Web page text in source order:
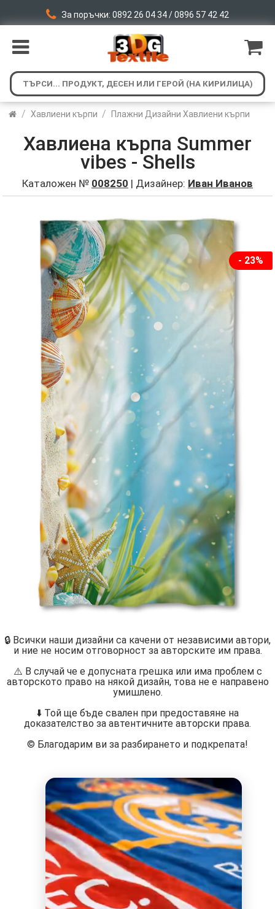
За поръчки: 0892 26 04 34 / 0896 57 42 42
/ Хавлиени кърпи / Плажни Дизайни Хавлиени кърпи
Хавлиена кърпа Summer
vibes - Shells
Каталожен № 008250 | Дизайнер: Иван Иванов
- 23%
🔒 Всички наши дизайни са качени от независими автори,
и ние не носим отговорност за авторските им права.
⚠️ В случай че е допусната грешка или има проблем с
авторското право на някой дизайн, това не е направено
умишлено.
⬇️ Той ще бъде свален при предоставяне на
доказателство за автентичните авторски права.
©️ Благодарим ви за разбирането и подкрепата!